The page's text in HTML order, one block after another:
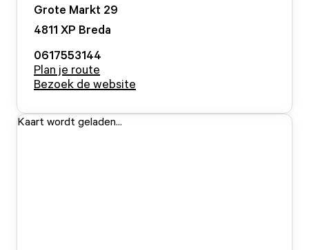
Grote Markt 29
4811 XP Breda
0617553144
Plan je route
Bezoek de website
Kaart wordt geladen...